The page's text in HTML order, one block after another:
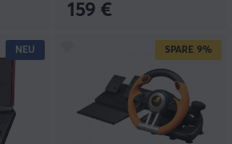
159 €
NEU SPARE 9%